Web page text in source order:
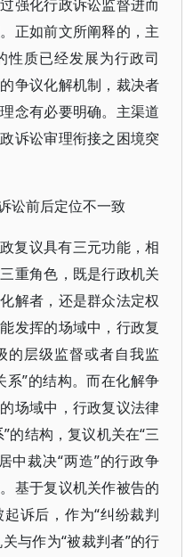
强化行政诉讼监督进而
正如前文所阐释的，主
性质已经发展为行政司
争议化解机制，裁决者
念有必要明确。主渠道
诉讼审理衔接之困境突
讼前后定位不一致
复议具有三元功能，相
重角色，既是行政机关
解者，还是群众法定权
发挥的场域中，行政复
的层级监督或者自我监
系”的结构。而在化解争
场域中，行政复议法律
的结构，复议机关在“三
中裁决“两造”的行政争
基于复议机关作被告的
诉后，作为“纠纷裁判
与作为“被裁判者”的行